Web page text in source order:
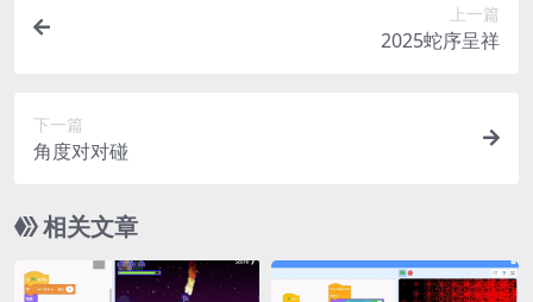
上一篇
2025蛇序呈祥
下一篇
角度对对碰
相关文章